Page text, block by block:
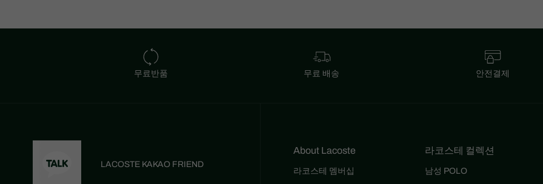
무료반품 무료 배송 안전결제
LACOSTE KAKAO FRIEND
About Lacoste
라코스테 멤버십
라코스테 컬렉션
남성 POLO